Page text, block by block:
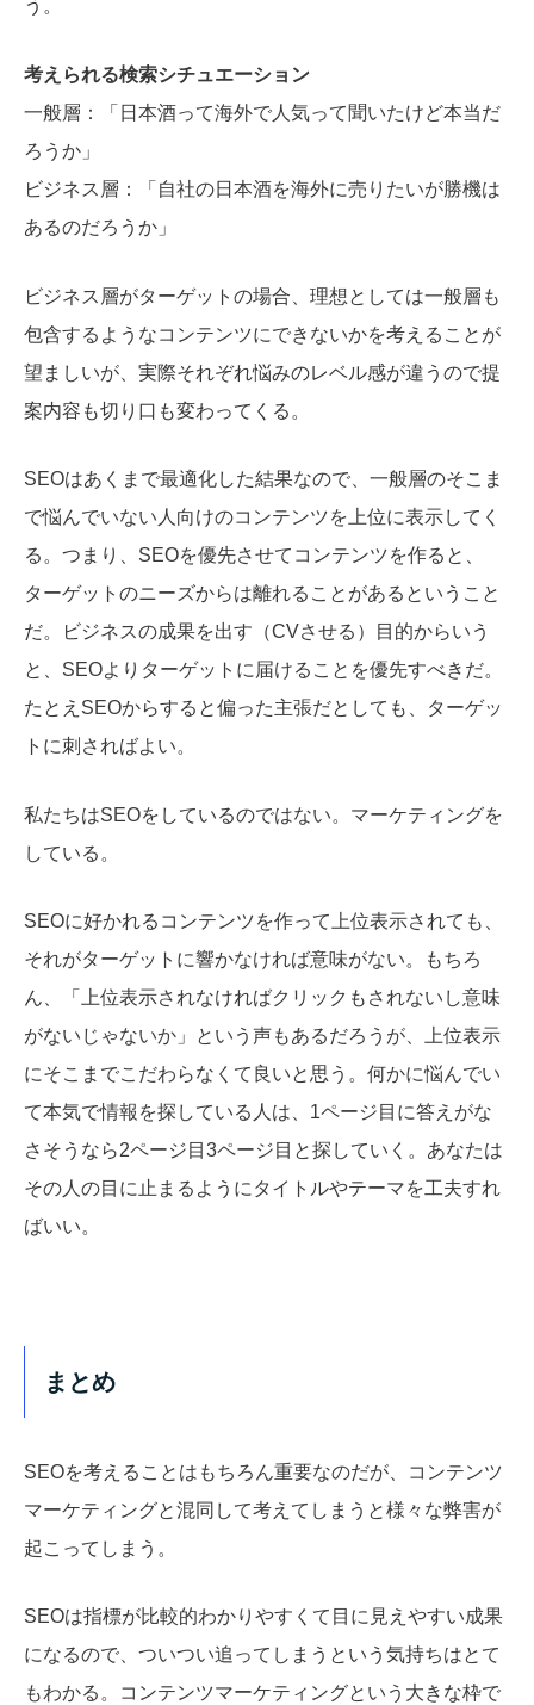
う。
考えられる検索シチュエーション
一般層：「日本酒って海外で人気って聞いたけど本当だ
ろうか」
ビジネス層：「自社の日本酒を海外に売りたいが勝機は
あるのだろうか」
ビジネス層がターゲットの場合、理想としては一般層も
包含するようなコンテンツにできないかを考えることが
望ましいが、実際それぞれ悩みのレベル感が違うので提
案内容も切り口も変わってくる。
SEOはあくまで最適化した結果なので、一般層のそこま
で悩んでいない人向けのコンテンツを上位に表示してく
る。つまり、SEOを優先させてコンテンツを作ると、
ターゲットのニーズからは離れることがあるということ
だ。ビジネスの成果を出す（CVさせる）目的からいう
と、SEOよりターゲットに届けることを優先すべきだ。
たとえSEOからすると偏った主張だとしても、ターゲッ
トに刺さればよい。
私たちはSEOをしているのではない。マーケティングを
している。
SEOに好かれるコンテンツを作って上位表示されても、
それがターゲットに響かなければ意味がない。もちろ
ん、「上位表示されなければクリックもされないし意味
がないじゃないか」という声もあるだろうが、上位表示
にそこまでこだわらなくて良いと思う。何かに悩んでい
て本気で情報を探している人は、1ページ目に答えがな
さそうなら2ページ目3ページ目と探していく。あなたは
その人の目に止まるようにタイトルやテーマを工夫すれ
ばいい。
まとめ
SEOを考えることはもちろん重要なのだが、コンテンツ
マーケティングと混同して考えてしまうと様々な弊害が
起こってしまう。
SEOは指標が比較的わかりやすくて目に見えやすい成果
になるので、ついつい追ってしまうという気持ちはとて
もわかる。コンテンツマーケティングという大きな枠で